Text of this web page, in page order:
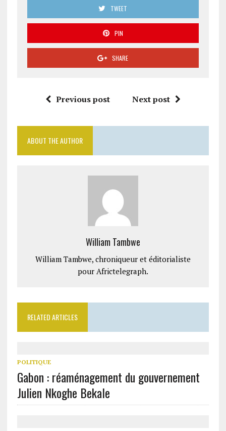
TWEET
PIN
SHARE
Previous post Next post
ABOUT THE AUTHOR
William Tambwe
William Tambwe, chroniqueur et éditorialiste
pour Africtelegraph.
RELATED ARTICLES
POLITIQUE
Gabon : réaménagement du gouvernement
Julien Nkoghe Bekale